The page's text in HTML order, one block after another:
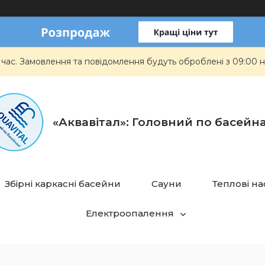
Замовлення та повідомлення будуть оброблені з 09:00
«Аквавітал»: Головний по
Збірні каркасні басейни Сауни Теплові
Електроопалення